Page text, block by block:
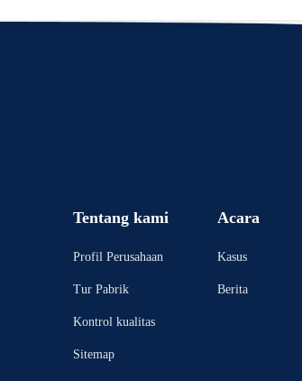
Tentang kami
Profil Perusahaan
Tur Pabrik
Kontrol kualitas
Sitemap
Acara
Kasus
Berita